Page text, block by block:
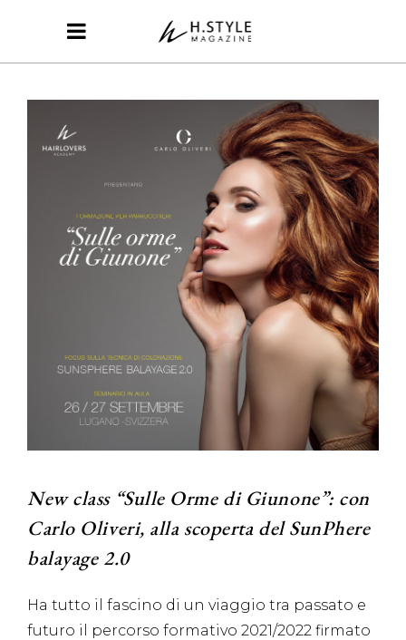
New class “Sulle Orme di Giunone”: con
Carlo Oliveri, alla scoperta del SunPhere
balayage 2.0
Ha tutto il fascino di un viaggio tra passato e
futuro il percorso formativo 2021/2022 firmato